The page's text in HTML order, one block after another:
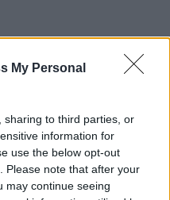
My Personal
sharing to third parties, or
information for
use the below opt-out
Please note that after your
may continue seeing